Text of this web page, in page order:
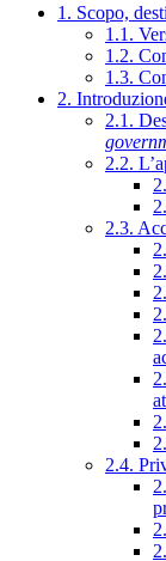
1. Scopo,
1.1.
1.2.
1.3.
2.
2.1.
2.2.
2.3.
2.4.